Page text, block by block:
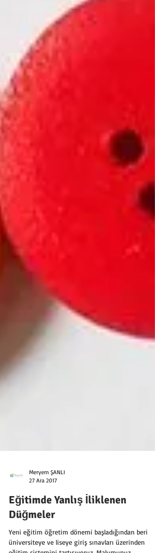
27 Ara 2017
Eğitimde Yanlış İliklenen
Düğmeler
Yeni eğitim öğretim dönemi başladığından beri